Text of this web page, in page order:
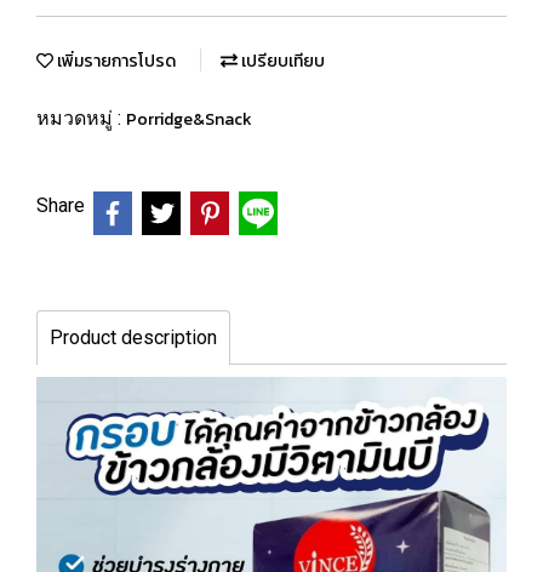
เพิ่มรายการโปรด เปรียบเทียบ
หมวดหมู่ : Porridge&Snack
Share
Product description